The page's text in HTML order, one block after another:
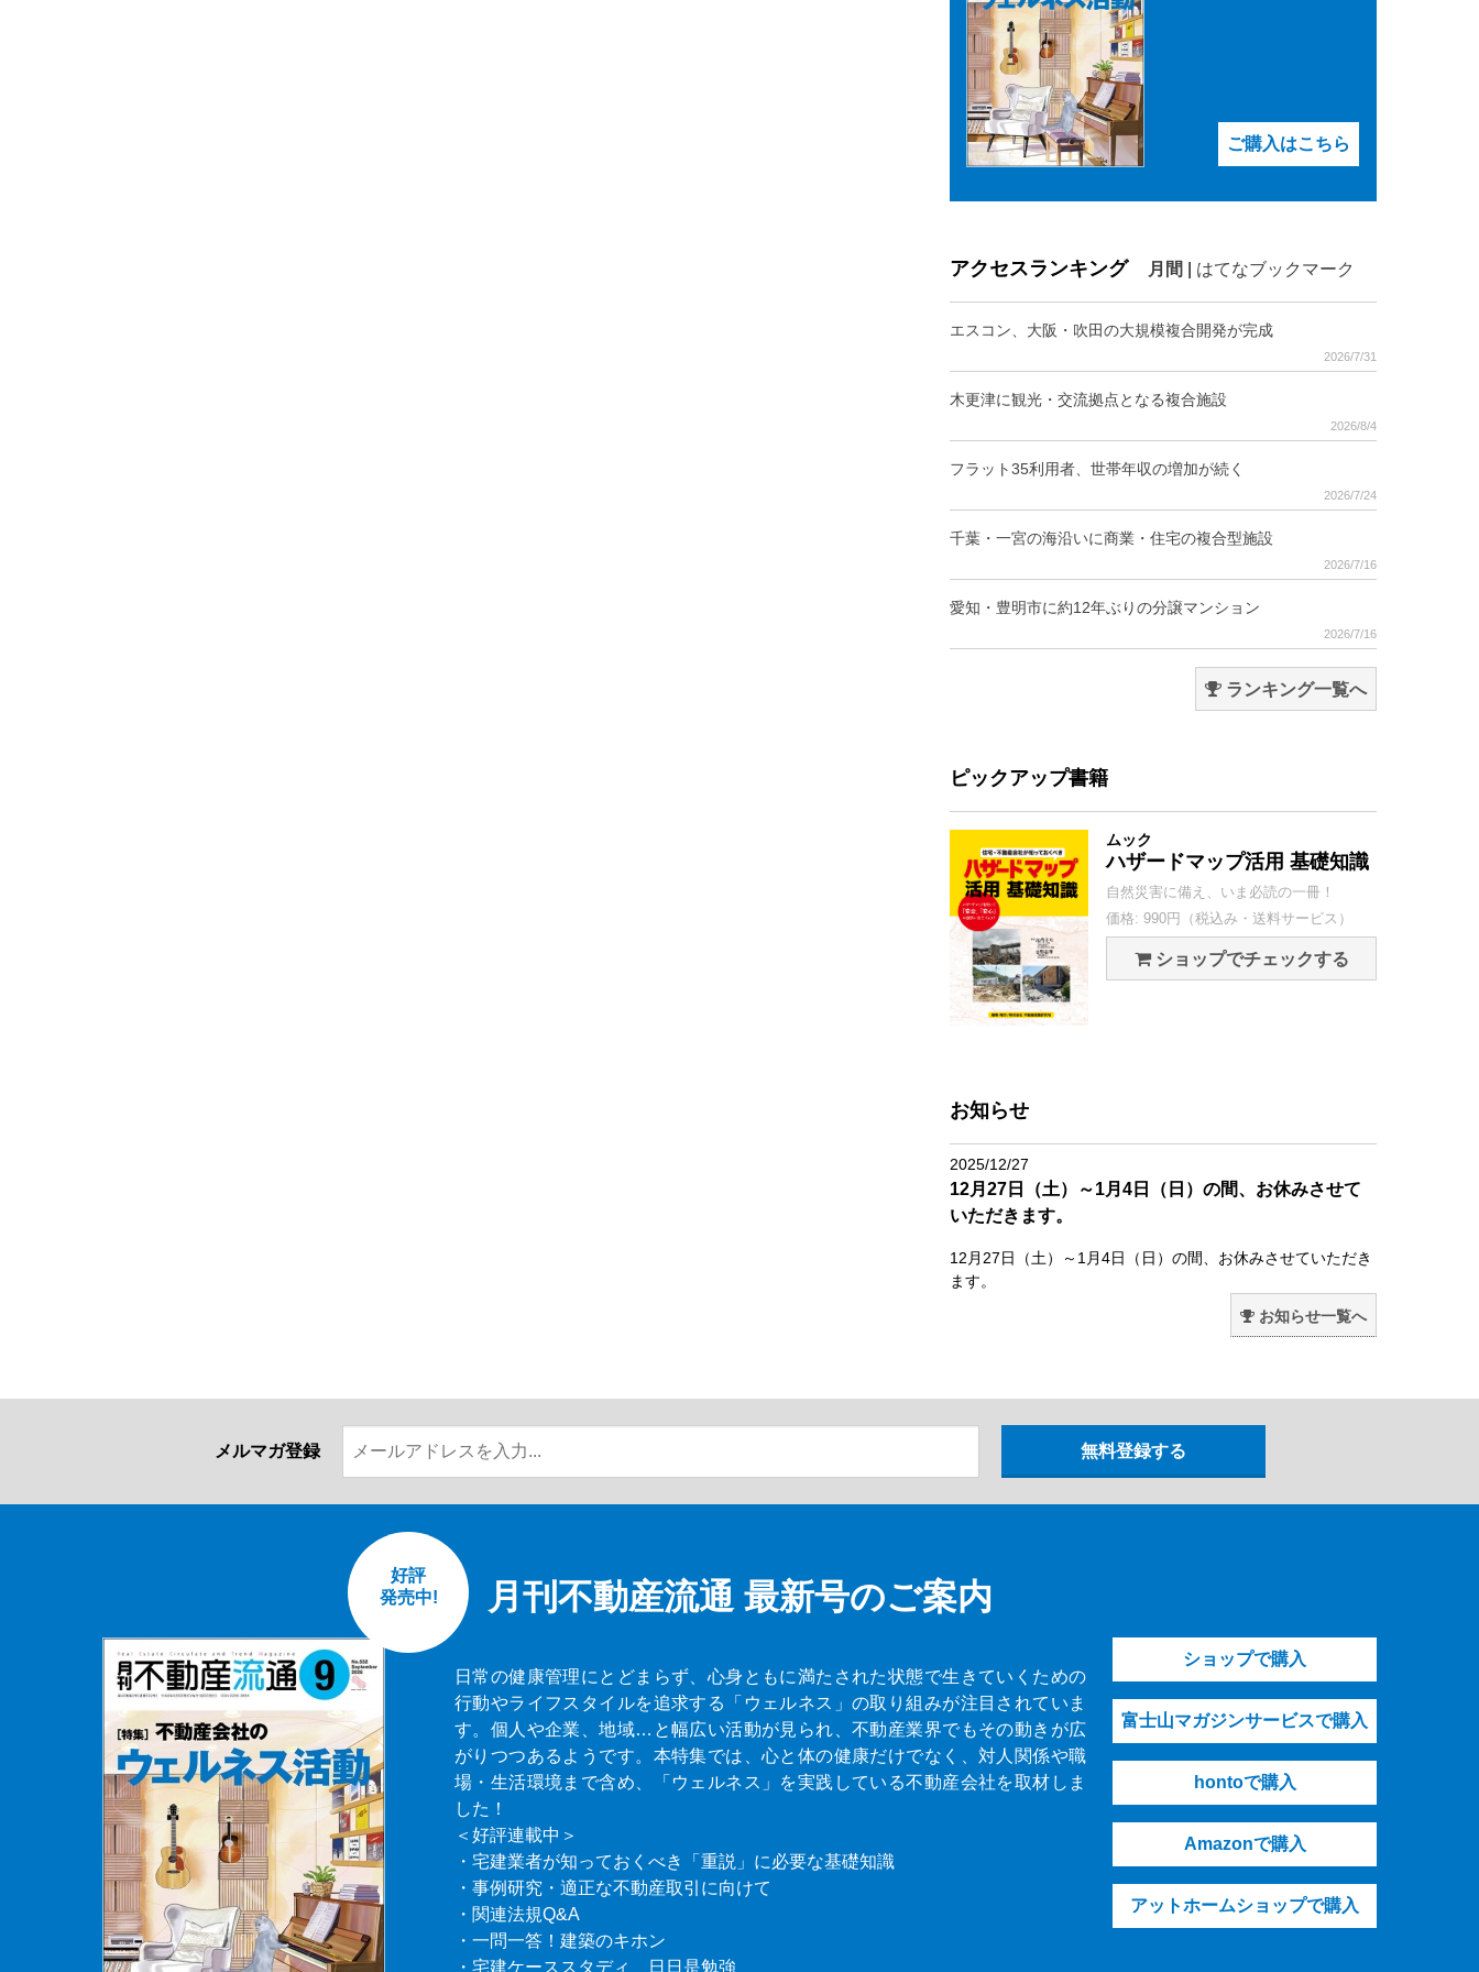
ご購入はこちら
アクセスランキング 月間 はてなブックマーク
エスコン、大阪・吹田の大規模複合開発が完成
2026/7/31
木更津に観光・交流拠点となる複合施設
2026/8/4
フラット35利用者、世帯年収の増加が続く
2026/7/24
千葉・一宮の海沿いに商業・住宅の複合型施設
2026/7/16
愛知・豊明市に約12年ぶりの分譲マンション
2026/7/16
ランキング一覧へ
ピックアップ書籍
ムック
ハザードマップ活用 基礎知識
自然災害に備え、いま必読の一冊！
価格: 990円（税込み・送料サービス）
ショップでチェックする
お知らせ
2025/12/27
12月27日（土）～1月4日（日）の間、お休みさせて
いただきます。
12月27日（土）～1月4日（日）の間、お休みさせていただき
ます。
お知らせ一覧へ
メルマガ登録
月刊不動産流通 最新号のご案内
好評
発売中!
日常の健康管理にとどまらず、心身ともに満たされた状態で生きていくための
行動やライフスタイルを追求する「ウェルネス」の取り組みが注目されていま
す。個人や企業、地域…と幅広い活動が見られ、不動産業界でもその動きが広
がりつつあるようです。本特集では、心と体の健康だけでなく、対人関係や職
場・生活環境まで含め、「ウェルネス」を実践している不動産会社を取材しま
した！
＜好評連載中＞
・宅建業者が知っておくべき「重説」に必要な基礎知識
・事例研究・適正な不動産取引に向けて
・関連法規Q&A
・一問一答！建築のキホン
・宅建ケーススタディ 日日是勉強
ショップで購入
富士山マガジンサービスで購入
hontoで購入
Amazonで購入
アットホームショップで購入